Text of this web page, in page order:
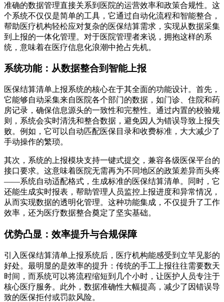
准确的数据管理直接关系到医院的运营效率和政策合规性。这
个系统不仅仅是简单的工具，它通过自动化流程和智能整合，
帮助医疗机构轻松应对复杂的医保结算需求，实现从数据采集
到上报的一体化管理。对于医院管理者来说，拥抱这样的系
统，意味着在医疗信息化浪潮中抢占先机。
系统功能：从数据整合到智能上报
医保结算清单上报系统的核心在于其全面的功能设计。首先，
它能够自动采集来自医院各个部门的数据，如门诊、住院和药
房记录，确保信息源头的一致性和完整性。通过内置的校验规
则，系统会实时清洗和整合数据，避免因人为错误导致上报失
败。例如，它可以自动匹配医保目录和收费标准，大大减少了
手动操作的繁琐。
其次，系统的上报模块支持一键式提交，兼容各级医保平台的
接口要求。这意味着医院无需再为不同地区的政策差异而头疼
——系统自动适配格式，生成标准的医保结算清单。同时，它
还能生成实时报表，帮助管理人员监控上报进度和异常情况，
从而实现数据的透明化管理。这种功能集成，不仅提升了工作
效率，还为医疗数据整合奠定了坚实基础。
优势凸显：效率提升与合规保障
引入医保结算清单上报系统后，医疗机构能感受到立竿见影的
好处。最明显的是效率的提升：传统的手工上报往往需要数天
时间，而系统可以将流程缩短到几个小时，让医护人员专注于
核心医疗服务。此外，数据准确性大幅提高，减少了因错误导
致的医保拒付或罚款风险。